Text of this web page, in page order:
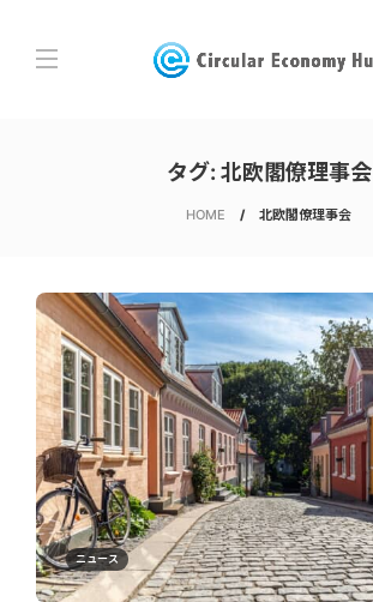
タグ: 北欧閣僚理事会
HOME 北欧閣僚理事会
ニュース